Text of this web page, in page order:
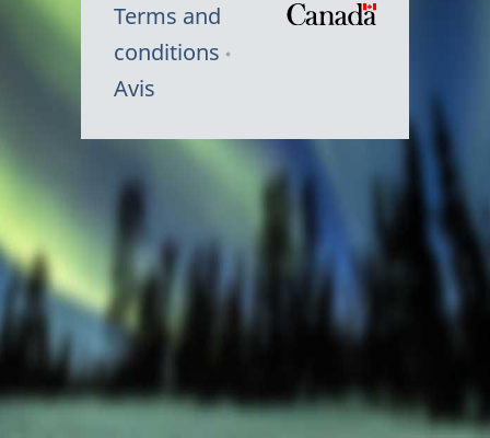
Terms and
conditions
Avis
Canada